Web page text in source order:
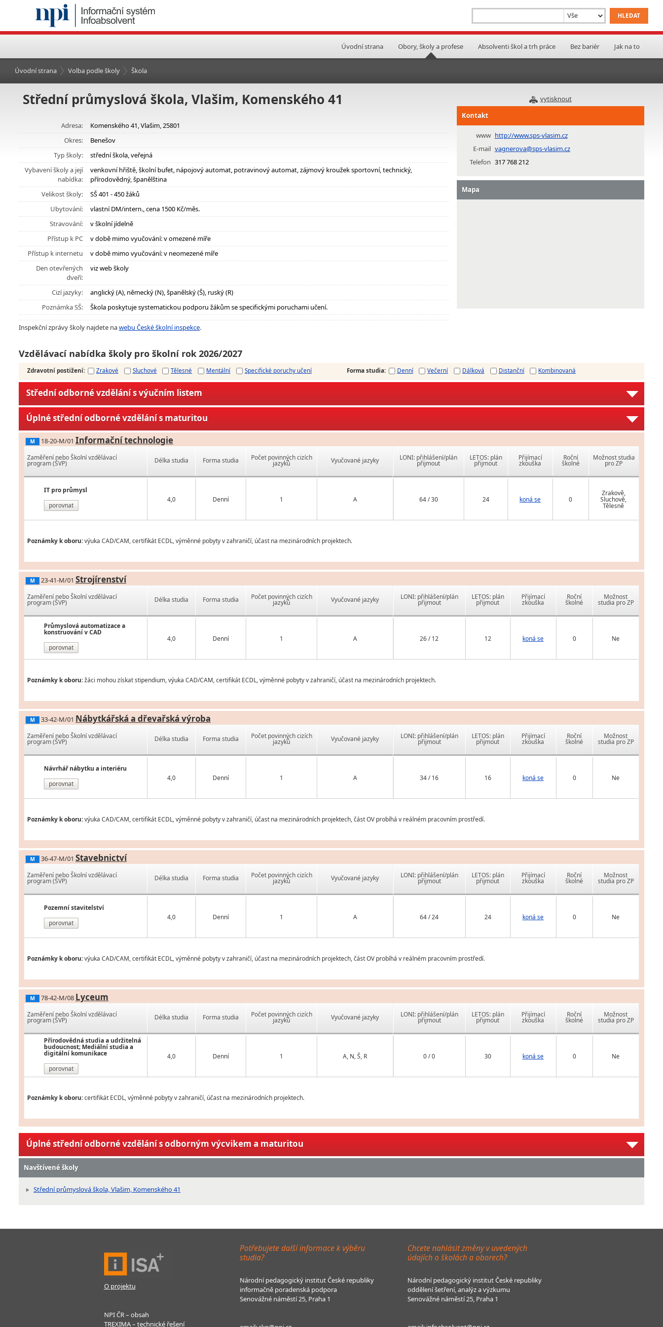
Úvodní strana Obory, školy a profese Absolventi škol a trh práce Bez bariér Jak na to
Úvodní strana Volba podle školy Škola
vytisknout
Střední průmyslová škola, Vlašim, Komenského 41
Adresa:
Komenského 41, Vlašim, 25801
Okres:
Benešov
Typ školy:
střední škola, veřejná
Vybavení školy a její
nabídka:
venkovní hřiště, školní bufet, nápojový automat, potravinový automat, zájmový kroužek sportovní, technický,
přírodovědný, španělština
Velikost školy:
SŠ 401 - 450 žáků
Ubytování:
vlastní DM/intern., cena 1500 Kč/měs.
Stravování:
v školní jídelně
Přístup k PC
v době mimo vyučování: v omezené míře
Přístup k internetu
v době mimo vyučování: v neomezené míře
Den otevřených
dveří:
viz web školy
Cizí jazyky:
anglický (A), německý (N), španělský (Š), ruský (R)
Poznámka SŠ:
Škola poskytuje systematickou podporu žákům se specifickými poruchami učení.
Inspekční zprávy školy najdete nawebu České školní inspekce.
Kontakt
www http://www.sps-vlasim.cz
E-mail vagnerova@sps-vlasim.cz
Telefon 317 768 212
Mapa
Vzdělávací nabídka školy pro školní rok 2026/2027
Zdravotní postižení: Zrakové Sluchové Tělesné Mentální Specifické poruchy učení Forma studia: Denní Večerní Dálková Distanční Kombinovaná
Střední odborné vzdělání s výučním listem
Úplné střední odborné vzdělání s maturitou
M 18-20-M/01 Informační technologie
Zaměření nebo Školní vzdělávací
program (ŠVP)
IT pro průmysl
porovnat
Délka studia Forma studia Počet povinných cizích
jazyků Vyučované jazyky
4,0 Denní 1 A
LONI: přihlášení/plán
přijmout
LETOS: plán
přijmout
Přijímací
zkouška
Roční
školné
Možnost studia
pro ZP
64 / 30 24 koná se 0
Zrakově,
Sluchově,
Tělesně
Poznámky k oboru:výuka CAD/CAM, certifikát ECDL, výměnné pobyty v zahraničí, účast na mezinárodních projektech.
M 23-41-M/01 Strojírenství
Zaměření nebo Školní vzdělávací
program (ŠVP)
Průmyslová automatizace a
konstruování v CAD
porovnat
Délka studia Forma studia Počet povinných cizích
jazyků Vyučované jazyky
4,0 Denní 1 A
LONI: přihlášení/plán
přijmout
LETOS: plán
přijmout
Přijímací
zkouška
Roční
školné
Možnost
studia pro ZP
26 / 12 12 koná se 0 Ne
Poznámky k oboru:žáci mohou získat stipendium, výuka CAD/CAM, certifikát ECDL, výměnné pobyty v zahraničí, účast na mezinárodních projektech.
M 33-42-M/01 Nábytkářská a dřevařská výroba
Zaměření nebo Školní vzdělávací
program (ŠVP)
Návrhář nábytku a interiéru
porovnat
Délka studia Forma studia Počet povinných cizích
jazyků Vyučované jazyky
4,0 Denní 1 A
LONI: přihlášení/plán
přijmout
LETOS: plán
přijmout
Přijímací
zkouška
Roční
školné
Možnost
studia pro ZP
34 / 16 16 koná se 0 Ne
Poznámky k oboru:výuka CAD/CAM, certifikát ECDL, výměnné pobyty v zahraničí, účast na mezinárodních projektech, část OV probíhá v reálném pracovním prostředí.
M 36-47-M/01 Stavebnictví
Zaměření nebo Školní vzdělávací
program (ŠVP)
Pozemní stavitelství
porovnat
Délka studia Forma studia Počet povinných cizích
jazyků Vyučované jazyky
4,0 Denní 1 A
LONI: přihlášení/plán
přijmout
LETOS: plán
přijmout
Přijímací
zkouška
Roční
školné
Možnost
studia pro ZP
64 / 24 24 koná se 0 Ne
Poznámky k oboru:výuka CAD/CAM, certifikát ECDL, výměnné pobyty v zahraničí, účast na mezinárodních projektech, část OV probíhá v reálném pracovním prostředí.
M 78-42-M/08 Lyceum
Zaměření nebo Školní vzdělávací
program (ŠVP)
Přírodovědná studia a udržitelná
budoucnost; Mediální studia a
digitální komunikace
porovnat
Délka studia Forma studia Počet povinných cizích
jazyků Vyučované jazyky
4,0 Denní 1 A, N, Š, R
LONI: přihlášení/plán
přijmout
LETOS: plán
přijmout
Přijímací
zkouška
Roční
školné
Možnost
studia pro ZP
0 / 0 30 koná se 0 Ne
Poznámky k oboru:certifikát ECDL, výměnné pobyty v zahraničí, účast na mezinárodních projektech.
Úplné střední odborné vzdělání s odborným výcvikem a maturitou
Navštívené školy
Střední průmyslová škola, Vlašim, Komenského 41
O projektu
NPI ČR – obsah
TREXIMA – technické řešení
Potřebujete další informace k výběru
studia?
Národní pedagogický institut České republiky
informačně poradenská podpora
Senovážné náměstí 25, Praha 1
Chcete nahlásit změny v uvedených
údajích o školách a oborech?
Národní pedagogický institut České republiky
oddělení šetření, analýz a výzkumu
Senovážné náměstí 25, Praha 1